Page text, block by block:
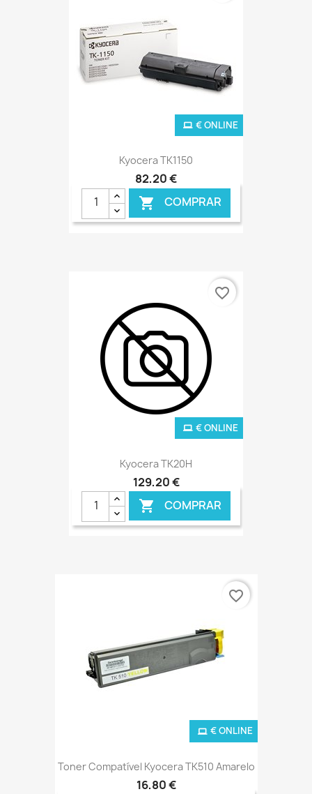
Kyocera TK1150
82,20 €
 COMPRAR
€ ONLINE
Kyocera TK20H
129,20 €
 COMPRAR
€ ONLINE
favorite_border
Toner Compatível Kyocera TK510 Amarelo
16,80 €
€ ONLINE
favorite_border